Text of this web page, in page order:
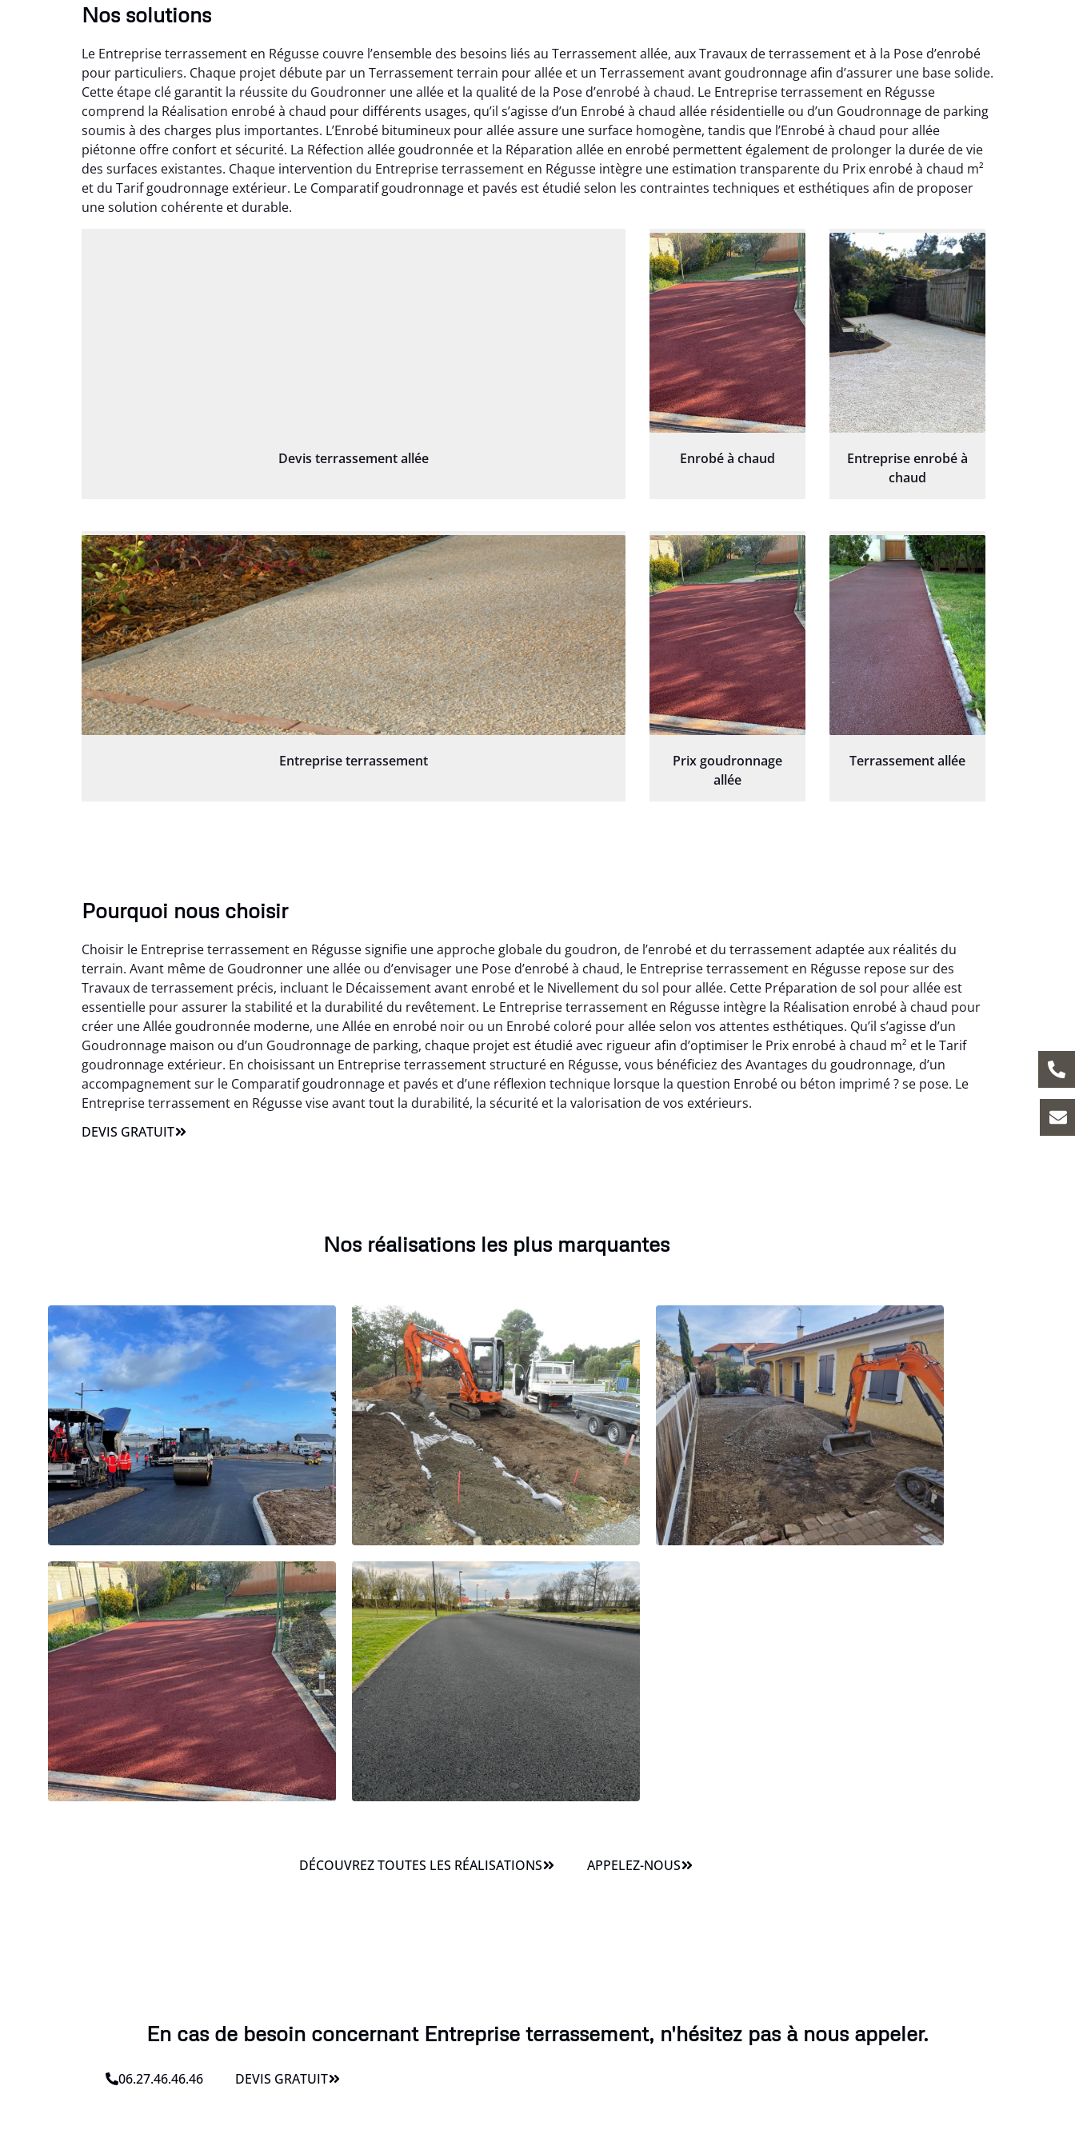
Nos solutions
Le Entreprise terrassement en Régusse couvre l’ensemble des besoins liés au Terrassement allée, aux Travaux de terrassement et à la Pose d’enrobé
pour particuliers. Chaque projet débute par un Terrassement terrain pour allée et un Terrassement avant goudronnage afin d’assurer une base solide.
Cette étape clé garantit la réussite du Goudronner une allée et la qualité de la Pose d’enrobé à chaud. Le Entreprise terrassement en Régusse
comprend la Réalisation enrobé à chaud pour différents usages, qu’il s’agisse d’un Enrobé à chaud allée résidentielle ou d’un Goudronnage de parking
soumis à des charges plus importantes. L’Enrobé bitumineux pour allée assure une surface homogène, tandis que l’Enrobé à chaud pour allée
piétonne offre confort et sécurité. La Réfection allée goudronnée et la Réparation allée en enrobé permettent également de prolonger la durée de vie
des surfaces existantes. Chaque intervention du Entreprise terrassement en Régusse intègre une estimation transparente du Prix enrobé à chaud m²
et du Tarif goudronnage extérieur. Le Comparatif goudronnage et pavés est étudié selon les contraintes techniques et esthétiques afin de proposer
une solution cohérente et durable.
Devis terrassement allée Enrobé à chaud
Entreprise enrobé à
chaud
Entreprise terrassement
Prix goudronnage
allée
Terrassement allée
Pourquoi nous choisir
Choisir le Entreprise terrassement en Régusse signifie une approche globale du goudron, de l’enrobé et du terrassement adaptée aux réalités du
terrain. Avant même de Goudronner une allée ou d’envisager une Pose d’enrobé à chaud, le Entreprise terrassement en Régusse repose sur des
Travaux de terrassement précis, incluant le Décaissement avant enrobé et le Nivellement du sol pour allée. Cette Préparation de sol pour allée est
essentielle pour assurer la stabilité et la durabilité du revêtement. Le Entreprise terrassement en Régusse intègre la Réalisation enrobé à chaud pour
créer une Allée goudronnée moderne, une Allée en enrobé noir ou un Enrobé coloré pour allée selon vos attentes esthétiques. Qu’il s’agisse d’un
Goudronnage maison ou d’un Goudronnage de parking, chaque projet est étudié avec rigueur afin d’optimiser le Prix enrobé à chaud m² et le Tarif
goudronnage extérieur. En choisissant un Entreprise terrassement structuré en Régusse, vous bénéficiez des Avantages du goudronnage, d’un
accompagnement sur le Comparatif goudronnage et pavés et d’une réflexion technique lorsque la question Enrobé ou béton imprimé ? se pose. Le
Entreprise terrassement en Régusse vise avant tout la durabilité, la sécurité et la valorisation de vos extérieurs.
DEVIS GRATUIT
Nos réalisations les plus marquantes
DÉCOUVREZ TOUTES LES RÉALISATIONS APPELEZ-NOUS
En cas de besoin concernant Entreprise terrassement, n'hésitez pas à nous appeler.
06.27.46.46.46 DEVIS GRATUIT